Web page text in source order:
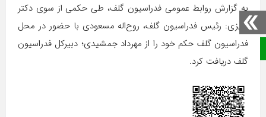
صفحه نخست
به گزارش روابط عمومی فدراسیون گلف، طی حکمی از سوی دکتر
عزیزی: رئیس فدراسیون گلف، روح‌اله مسعودی با حضور در محل
فدراسیون گلف حکم خود را از مهرداد جمشیدی؛ دبیرکل فدراسیون
گلف دریافت کرد.